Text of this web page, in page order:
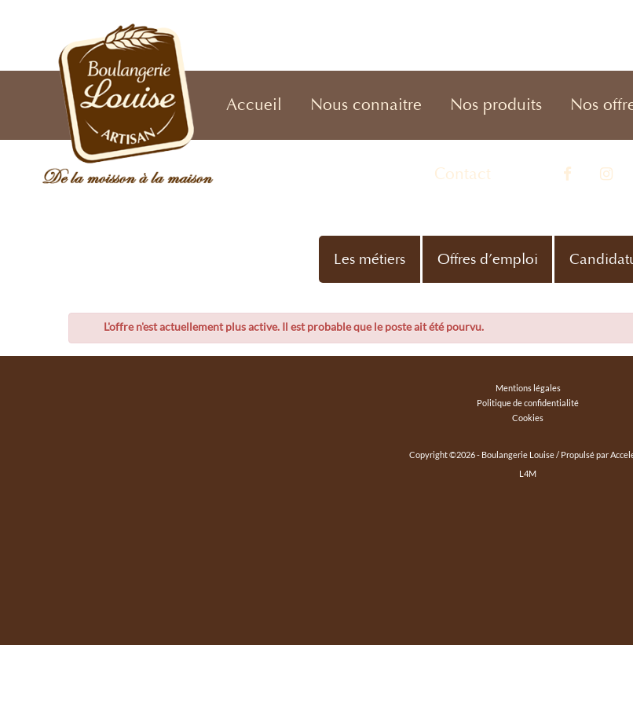
Accueil Nous connaitre Nos produits Nos
Contact
Les métiers Offres d’emploi
L'offre n'est actuellement plus active. Il est probable que le poste ait été pourvu.
Mentions légales
Politique de confidentialité
Cookies
Copyright ©2026- Boulangerie Louise / Propulsé par
L4M